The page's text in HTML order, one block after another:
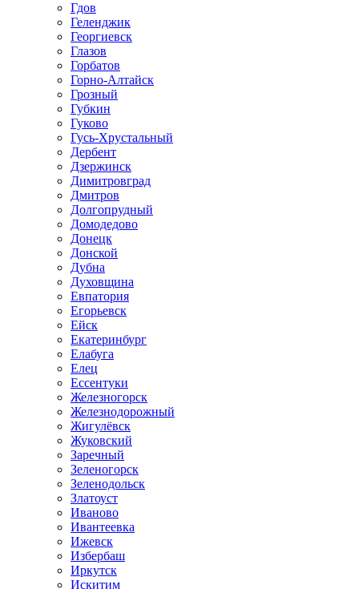
Гдов
Геленджик
Георгиевск
Глазов
Горбатов
Горно-Алтайск
Грозный
Губкин
Гуково
Гусь-Хрустальный
Дербент
Дзержинск
Димитровград
Дмитров
Долгопрудный
Домодедово
Донецк
Донской
Дубна
Духовщина
Евпатория
Егорьевск
Ейск
Екатеринбург
Елабуга
Елец
Ессентуки
Железногорск
Железнодорожный
Жигулёвск
Жуковский
Заречный
Зеленогорск
Зеленодольск
Златоуст
Иваново
Ивантеевка
Ижевск
Избербаш
Иркутск
Искитим